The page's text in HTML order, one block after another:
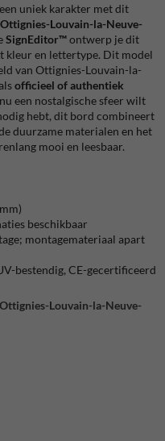
uniek karakter met dit
Ottignies-Louvain-la-Neuve-
SignEditor™ontwerp je dit
kleur en lettertype. Dit model
van Ottignies-Louvain-la-
officieel of authentiek
een nostalgische sfeer wilt
hebt, dit bord combineert
duurzame materialen en het
mooi en leesbaar.
beschikbaar
montagemateriaal apart
bestendig, CE-gecertificeerd
Louvain-la-Neuve-